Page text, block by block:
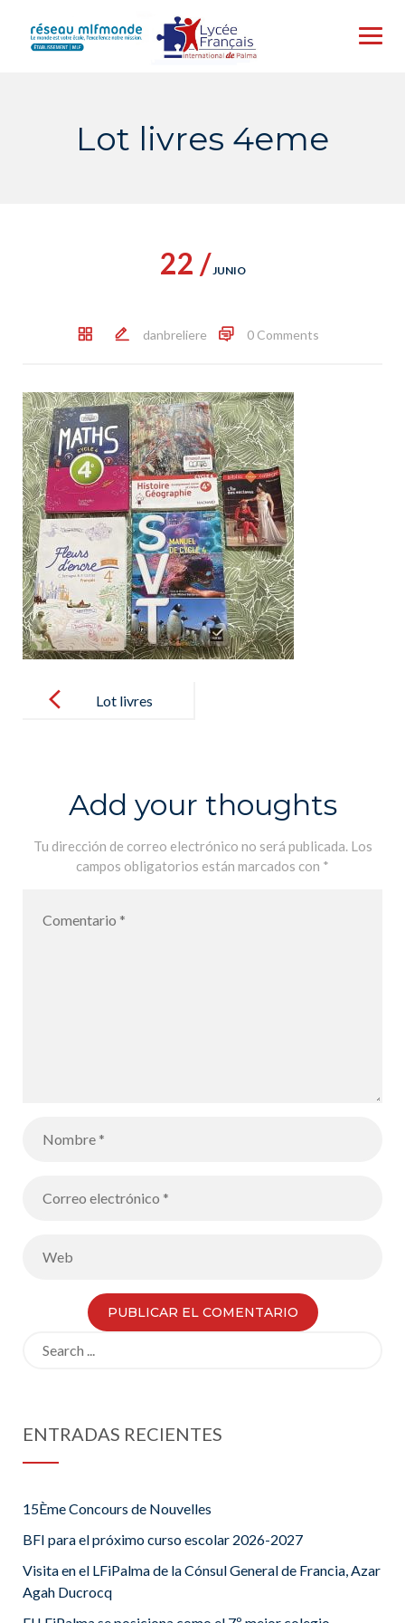
content
Lot livres 4eme
22 /JUNIO
danbreliere 0 Comments
navigation
Lot livres
Add your thoughts
Tu dirección de correo electrónico no será publicada. Los
campos obligatorios están marcados con *
ENTRADAS RECIENTES
15Ème Concours de Nouvelles
BFI para el próximo curso escolar 2026-2027
Visita en el LFiPalma de la Cónsul General de Francia, Azar
Agah Ducrocq